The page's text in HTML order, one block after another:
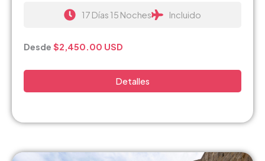
17 Días 15 Noches Incluido
Desde $2,450.00 USD
Detalles